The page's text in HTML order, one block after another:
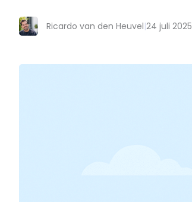
Ricardo van den Heuvel|24 juli 2025